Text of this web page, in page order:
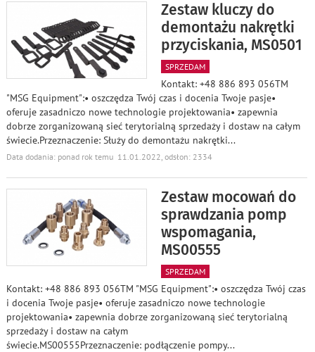
Zestaw kluczy do
demontażu nakrętki
przyciskania, MS0501
SPRZEDAM
Kontakt: +48 886 893 056TM
"MSG Equipment":• oszczędza Twój czas i docenia Twoje pasje•
oferuje zasadniczo nowe technologie projektowania• zapewnia
dobrze zorganizowaną sieć terytorialną sprzedaży i dostaw na całym
świecie.Przeznaczenie: Służy do demontażu nakrętki...
Data dodania: ponad rok temu 11.01.2022, odsłon: 2334
Zestaw mocowań do
sprawdzania pomp
wspomagania,
MS00555
SPRZEDAM
Kontakt: +48 886 893 056TM "MSG Equipment":• oszczędza Twój czas
i docenia Twoje pasje• oferuje zasadniczo nowe technologie
projektowania• zapewnia dobrze zorganizowaną sieć terytorialną
sprzedaży i dostaw na całym
świecie.MS00555Przeznaczenie: podłączenie pompy...